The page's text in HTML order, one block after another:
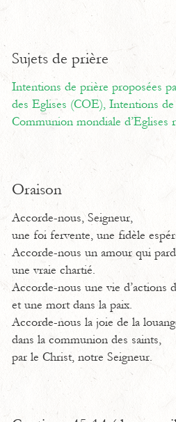
Sujets de prière
Intentions de prière proposées
des Eglises (COE), Intentions
Communion mondiale d’Eglises
Oraison
Accorde-nous, Seigneur,
une foi fervente, une fidèle
Accorde-nous un amour qui
une vraie chartié.
Accorde-nous une vie d’actions
et une mort dans la paix.
Accorde-nous la joie de la
dans la communion des saints,
par le Christ, notre Seigneur.